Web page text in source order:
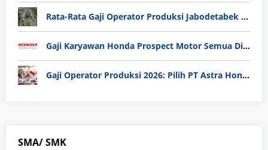
Rata-Rata Gaji Operator Produksi Jabodetabek 2025: Bedah Tuntas UMK, Lemburan, dan Realita Hidup Buruh
Gaji Karyawan Honda Prospect Motor Semua Divisi
Gaji Operator Produksi 2026: Pilih PT Astra Honda Motor (AHM) atau Manufaktur di Jepang?
SMA/ SMK